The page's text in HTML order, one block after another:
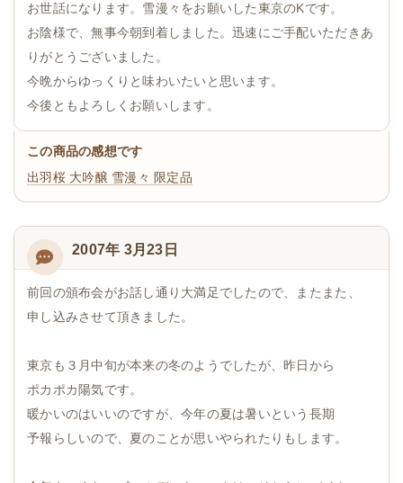
お世話になります。雪漫々をお願いした東京のKです。
お陰様で、無事今朝到着しました。迅速にご手配いただきあ
りがとうございました。
今晩からゆっくりと味わいたいと思います。
今後ともよろしくお願いします。
この商品の感想です
出羽桜 大吟醸 雪漫々 限定品
2007年 3月23日
前回の頒布会がお話し通り大満足でしたので、またまた、
申し込みさせて頂きました。
東京も３月中旬が本来の冬のようでしたが、昨日から
ポカポカ陽気です。
暖かいのはいいのですが、今年の夏は暑いという長期
予報らしいので、夏のことが思いやられたりもします。